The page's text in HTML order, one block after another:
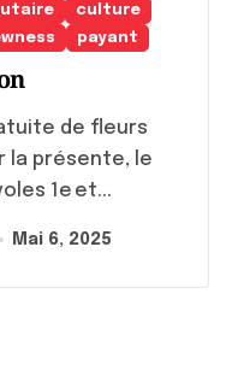
culture
payant
la présente, le
1e et...
Mai 6, 2025